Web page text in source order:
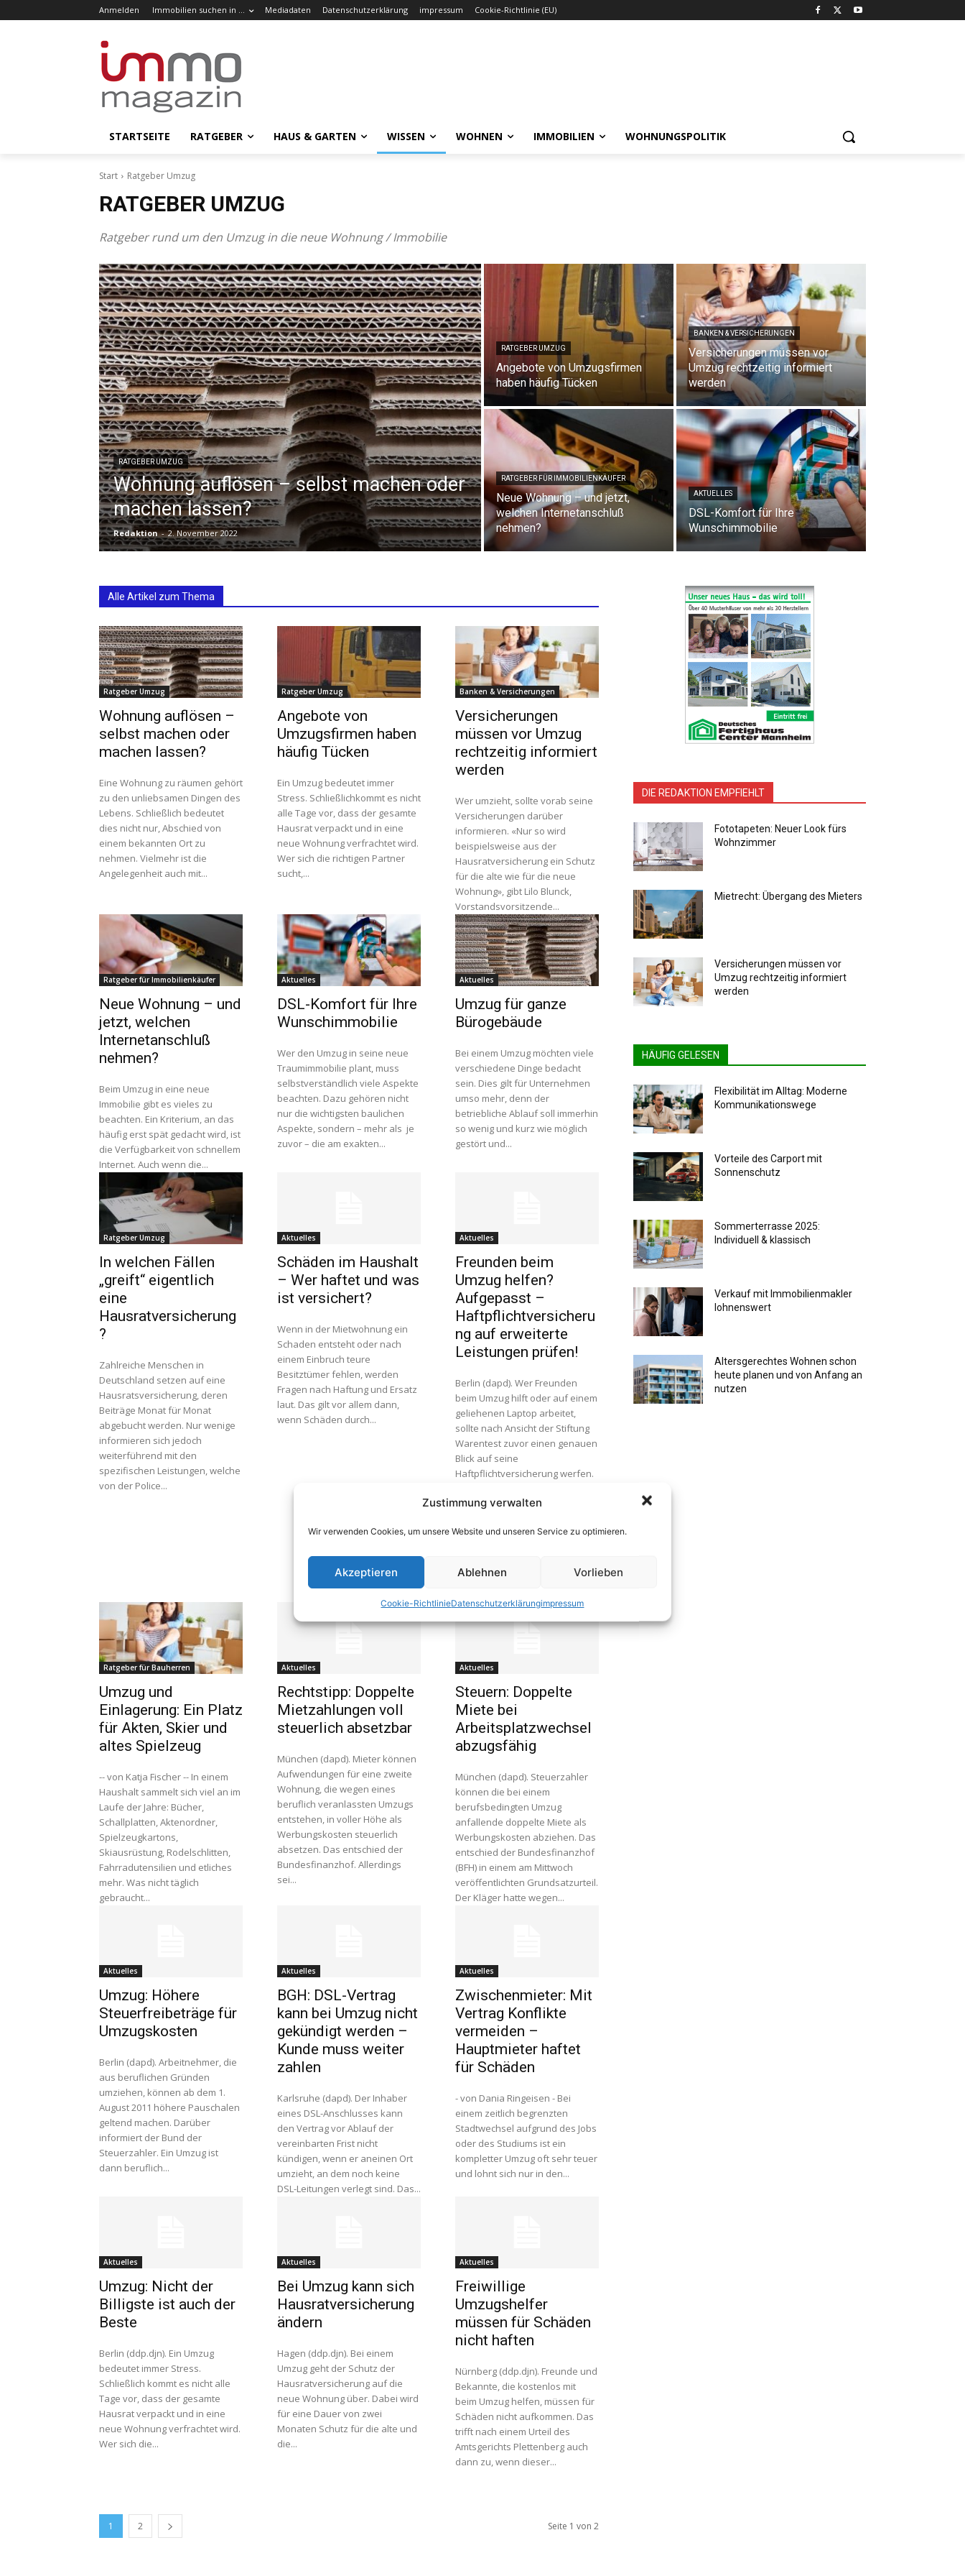
Zustimmung verwalten
Wir verwenden Cookies, um unsere Website und unseren Service zu optimieren.
Akzeptieren Ablehnen Vorlieben
Cookie-RichtlinieDatenschutzerklärungimpressum
Anmelden Immobilien suchen in … Mediadaten Datenschutzerklärung impressum Cookie-Richtlinie (EU)
STARTSEITE RATGEBER HAUS & GARTEN WISSEN WOHNEN IMMOBILIEN WOHNUNGSPOLITIK
Start Ratgeber Umzug
RATGEBER UMZUG
Ratgeber rund um den Umzug in die neue Wohnung / Immobilie
RATGEBER UMZUG
Wohnung auflösen – selbst machen oder
machen lassen?
Redaktion - 2. November 2022
RATGEBER UMZUG
Angebote von Umzugsfirmen
haben häufig Tücken
BANKEN & VERSICHERUNGEN
Versicherungen müssen vor
Umzug rechtzeitig informiert
werden
RATGEBER FÜR IMMOBILIENKÄUFER
Neue Wohnung – und jetzt,
welchen Internetanschluß
nehmen?
AKTUELLES
DSL-Komfort für Ihre
Wunschimmobilie
Alle Artikel zum Thema
Ratgeber Umzug
Wohnung auflösen –
selbst machen oder
machen lassen?
Eine Wohnung zu räumen gehört
zu den unliebsamen Dingen des
Lebens. Schließlich bedeutet
dies nicht nur, Abschied von
einem bekannten Ort zu
nehmen. Vielmehr ist die
Angelegenheit auch mit...
Ratgeber Umzug
Angebote von
Umzugsfirmen haben
häufig Tücken
Ein Umzug bedeutet immer
Stress. Schließlichkommt es nicht
alle Tage vor, dass der gesamte
Hausrat verpackt und in eine
neue Wohnung verfrachtet wird.
Wer sich die richtigen Partner
sucht,...
Banken & Versicherungen
Versicherungen
müssen vor Umzug
rechtzeitig informiert
werden
Wer umzieht, sollte vorab seine
Versicherungen darüber
informieren. «Nur so wird
beispielsweise aus der
Hausratversicherung ein Schutz
für die alte wie für die neue
Wohnung», gibt Lilo Blunck,
Vorstandsvorsitzende...
Ratgeber für Immobilienkäufer
Neue Wohnung – und
jetzt, welchen
Internetanschluß
nehmen?
Beim Umzug in eine neue
Immobilie gibt es vieles zu
beachten. Ein Kriterium, an das
häufig erst spät gedacht wird, ist
die Verfügbarkeit von schnellem
Internet. Auch wenn die...
Aktuelles
DSL-Komfort für Ihre
Wunschimmobilie
Wer den Umzug in seine neue
Traumimmobilie plant, muss
selbstverständlich viele Aspekte
beachten. Dazu gehören nicht
nur die wichtigsten baulichen
Aspekte, sondern – mehr als je
zuvor – die am exakten...
Aktuelles
Umzug für ganze
Bürogebäude
Bei einem Umzug möchten viele
verschiedene Dinge bedacht
sein. Dies gilt für Unternehmen
umso mehr, denn der
betriebliche Ablauf soll immerhin
so wenig und kurz wie möglich
gestört und...
Ratgeber Umzug
In welchen Fällen
„greift“ eigentlich
eine
Hausratversicherung
?
Zahlreiche Menschen in
Deutschland setzen auf eine
Hausratsversicherung, deren
Beiträge Monat für Monat
abgebucht werden. Nur wenige
informieren sich jedoch
weiterführend mit den
spezifischen Leistungen, welche
von der Police...
Aktuelles
Schäden im Haushalt
– Wer haftet und was
ist versichert?
Wenn in der Mietwohnung ein
Schaden entsteht oder nach
einem Einbruch teure
Besitztümer fehlen, werden
Fragen nach Haftung und Ersatz
laut. Das gilt vor allem dann,
wenn Schäden durch...
Aktuelles
Freunden beim
Umzug helfen?
Aufgepasst –
Haftpflichtversicheru
ng auf erweiterte
Leistungen prüfen!
Berlin (dapd). Wer Freunden
beim Umzug hilft oder auf einem
geliehenen Laptop arbeitet,
sollte nach Ansicht der Stiftung
Warentest zuvor einen genauen
Blick auf seine
Haftpflichtversicherung werfen.
zahle, wenn der Versicherte
Freundes beschädige oder
verschütte, berichtet die
Ratgeber für Bauherren
Umzug und
Einlagerung: Ein Platz
für Akten, Skier und
altes Spielzeug
-- von Katja Fischer -- In einem
Haushalt sammelt sich viel an im
Laufe der Jahre: Bücher,
Schallplatten, Aktenordner,
Spielzeugkartons,
Skiausrüstung, Rodelschlitten,
Fahrradutensilien und etliches
mehr. Was nicht täglich
gebraucht...
Aktuelles
Rechtstipp: Doppelte
Mietzahlungen voll
steuerlich absetzbar
München (dapd). Mieter können
Aufwendungen für eine zweite
Wohnung, die wegen eines
beruflich veranlassten Umzugs
entstehen, in voller Höhe als
Werbungskosten steuerlich
absetzen. Das entschied der
Bundesfinanzhof. Allerdings
sei...
Aktuelles
Steuern: Doppelte
Miete bei
Arbeitsplatzwechsel
abzugsfähig
München (dapd). Steuerzahler
können die bei einem
berufsbedingten Umzug
anfallende doppelte Miete als
Werbungskosten abziehen. Das
entschied der Bundesfinanzhof
(BFH) in einem am Mittwoch
veröffentlichten Grundsatzurteil.
Der Kläger hatte wegen...
Aktuelles
Umzug: Höhere
Steuerfreibeträge für
Umzugskosten
Berlin (dapd). Arbeitnehmer, die
aus beruflichen Gründen
umziehen, können ab dem 1.
August 2011 höhere Pauschalen
geltend machen. Darüber
informiert der Bund der
Steuerzahler. Ein Umzug ist
dann beruflich...
Aktuelles
BGH: DSL-Vertrag
kann bei Umzug nicht
gekündigt werden –
Kunde muss weiter
zahlen
Karlsruhe (dapd). Der Inhaber
eines DSL-Anschlusses kann
den Vertrag vor Ablauf der
vereinbarten Frist nicht
kündigen, wenn er aneinen Ort
umzieht, an dem noch keine
DSL-Leitungen verlegt sind. Das...
Aktuelles
Zwischenmieter: Mit
Vertrag Konflikte
vermeiden –
Hauptmieter haftet
für Schäden
- von Dania Ringeisen - Bei
einem zeitlich begrenzten
Stadtwechsel aufgrund des Jobs
oder des Studiums ist ein
kompletter Umzug oft sehr teuer
und lohnt sich nur in den...
Aktuelles
Umzug: Nicht der
Billigste ist auch der
Beste
Berlin (ddp.djn). Ein Umzug
bedeutet immer Stress.
Schließlich kommt es nicht alle
Tage vor, dass der gesamte
Hausrat verpackt und in eine
neue Wohnung verfrachtet wird.
Wer sich die...
Aktuelles
Bei Umzug kann sich
Hausratversicherung
ändern
Hagen (ddp.djn). Bei einem
Umzug geht der Schutz der
Hausratversicherung auf die
neue Wohnung über. Dabei wird
für eine Dauer von zwei
Monaten Schutz für die alte und
die...
Aktuelles
Freiwillige
Umzugshelfer
müssen für Schäden
nicht haften
Nürnberg (ddp.djn). Freunde und
Bekannte, die kostenlos mit
beim Umzug helfen, müssen für
Schäden nicht aufkommen. Das
trifft nach einem Urteil des
Amtsgerichts Plettenberg auch
dann zu, wenn dieser...
1 2 Seite 1 von 2
DIE REDAKTION EMPFIEHLT
Fototapeten: Neuer Look fürs
Wohnzimmer
Mietrecht: Übergang des Mieters
Versicherungen müssen vor
Umzug rechtzeitig informiert
werden
HÄUFIG GELESEN
Flexibilität im Alltag: Moderne
Kommunikationswege
Vorteile des Carport mit
Sonnenschutz
Sommerterrasse 2025:
Individuell & klassisch
Verkauf mit Immobilienmakler
lohnenswert
Altersgerechtes Wohnen schon
heute planen und von Anfang an
nutzen